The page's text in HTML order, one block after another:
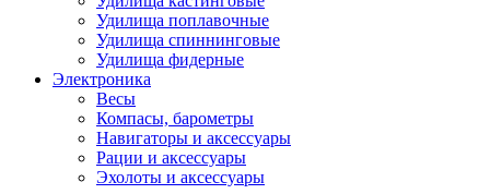
Удилища поплавочные
Удилища спиннинговые
Удилища фидерные
Электроника
Весы
Компасы, барометры
Навигаторы и аксессуары
Рации и аксессуары
Эхолоты и аксессуары